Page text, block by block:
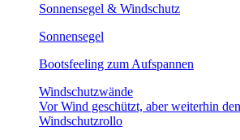
Sonnensegel & Windschutz
Sonnensegel
Bootsfeeling zum Aufspannen
Windschutzwände
Vor Wind geschützt, aber weiterhin
Windschutzrollo